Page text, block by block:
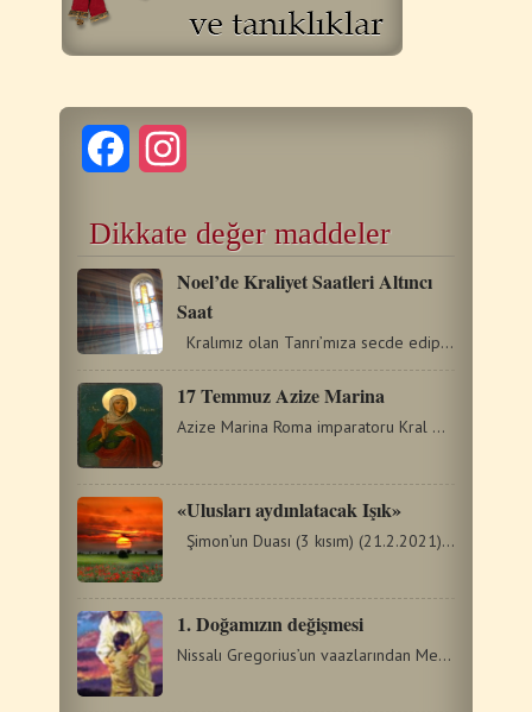
Facebook
Dikkate değer maddeler
Noel’de Kraliyet Saatleri Altıncı
Saat
Kralımız olan Tanrι’mıza secde edip diz çökelim.…
17 Temmuz Azize Marina
Azize Marina Roma imparatoru Kral Dioklitianos döneminde Antakya’da…
«Ulusları aydınlatacak Işık»
Şimon’un Duası (3 kısım) (21.2.2021) Aziz Şimon,…
1. Doğamızın değişmesi
Nissalı Gregorius’un vaazlarından Mesih’in yeniden dirilişi…